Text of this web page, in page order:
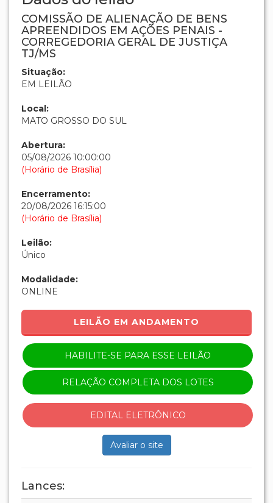
COMISSÃO DE ALIENAÇÃO DE BENS
APREENDIDOS EM AÇÕES PENAIS -
CORREGEDORIA GERAL DE JUSTIÇA
TJ/MS
Situação:
EM LEILÃO
Local:
MATO GROSSO DO SUL
Abertura:
05/08/2026 10:00:00
(Horário de Brasília)
Encerramento:
20/08/2026 16:15:00
(Horário de Brasília)
Leilão:
Único
Modalidade:
ONLINE
LEILÃO EM ANDAMENTO
HABILITE-SE PARA ESSE LEILÃO
RELAÇÃO COMPLETA DOS LOTES
EDITAL ELETRÔNICO
Avaliar o site
Lances: